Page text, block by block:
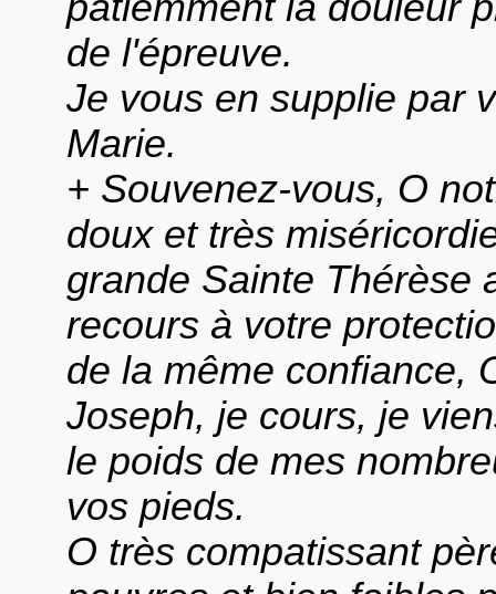
de l'épreuve.
Je vous en supplie par
Marie.
+ Souvenez-vous, O
doux et très
grande Sainte Thérèse
recours à votre
de la même confiance,
Joseph, je cours, je
le poids de mes
vos pieds.
O très compatissant